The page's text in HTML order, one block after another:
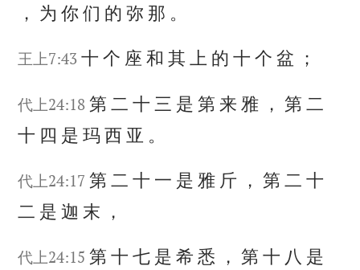
， 为你们 的弥 那 。
王上7:43 十个 座和其上 的十个盆 ；
代上24:18 第二十三 是第 来雅 ，第二
十 四 是玛西 亚 。
代上24:17 第二十 一 是雅 斤 ，第二十
二 是迦末 ，
代上24:15 第十七 是希 悉 ，第十 八 是